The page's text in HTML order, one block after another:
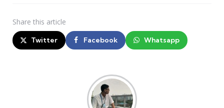
Share this article
Twitter Facebook Whatsapp